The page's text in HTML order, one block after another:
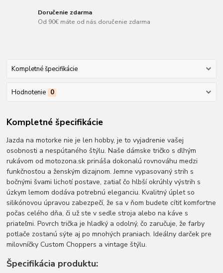
Doručenie zdarma
Od 90€ máte od nás doručenie zdarma
Kompletné špecifikácie
Hodnotenie 0
Kompletné špecifikácie
Jazda na motorke nie je len hobby, je to vyjadrenie vašej
osobnosti a nespútaného štýlu. Naše dámske tričko s dlhým
rukávom od motozona.sk prináša dokonalú rovnováhu medzi
funkčnosťou a ženským dizajnom. Jemne vypasovaný strih s
bočnými švami lichotí postave, zatiaľ čo hlbší okrúhly výstrih s
úzkym lemom dodáva potrebnú eleganciu. Kvalitný úplet so
silikónovou úpravou zabezpečí, že sa v ňom budete cítiť komfortne
počas celého dňa, či už ste v sedle stroja alebo na káve s
priateľmi. Povrch trička je hladký a odolný, čo zaručuje, že farby
potlače zostanú sýte aj po mnohých praniach. Ideálny darček pre
milovníčky Custom Choppers a vintage štýlu.
Špecifikácia produktu: